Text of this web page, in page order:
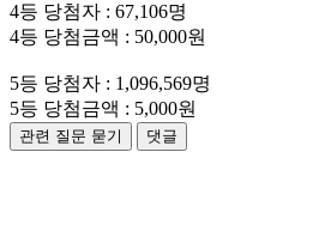
4등 당첨자 : 67,106명
4등 당첨금액 : 50,000원
5등 당첨자 : 1,096,569명
5등 당첨금액 : 5,000원